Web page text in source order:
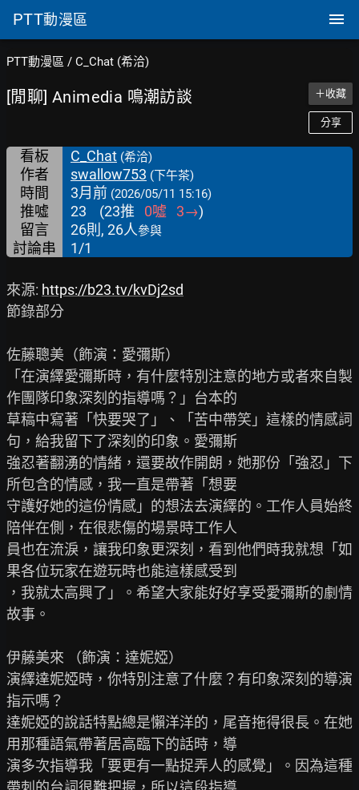
PTT動漫區
PTT動漫區 / C_Chat (希洽)
[閒聊] Animedia 鳴潮訪談 ＋收藏
分享
看板 C_Chat (希洽)
作者 swallow753 (下午茶)
時間 3月前 (2026/05/11 15:16)
推噓 23 (23推 0噓 3→)
留言
26則, 26人參與
討論串 1/1
來源: https://b23.tv/kvDj2sd
節錄部分
佐藤聰美（飾演：愛彌斯）
「在演繹愛彌斯時，有什麼特別注意的地方或者來自製
作團隊印象深刻的指導嗎？」台本的
草稿中寫著「快要哭了」、「苦中帶笑」這樣的情感詞
句，給我留下了深刻的印象。愛彌斯
強忍著翻湧的情緒，還要故作開朗，她那份「強忍」下
所包含的情感，我一直是帶著「想要
守護好她的這份情感」的想法去演繹的。工作人員始終
陪伴在側，在很悲傷的場景時工作人
員也在流淚，讓我印象更深刻，看到他們時我就想「如
果各位玩家在遊玩時也能這樣感受到
，我就太高興了」。希望大家能好好享受愛彌斯的劇情
故事。
伊藤美來 （飾演：達妮婭）
演繹達妮婭時，你特別注意了什麼？有印象深刻的導演
指示嗎？
達妮婭的說話特點總是懶洋洋的，尾音拖得很長。在她
用那種語氣帶著居高臨下的話時，導
演多次指導我「要更有一點捉弄人的感覺」。因為這種